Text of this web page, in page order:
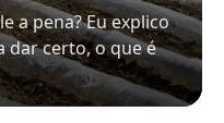
a pena? Eu explico
dar certo, o que é